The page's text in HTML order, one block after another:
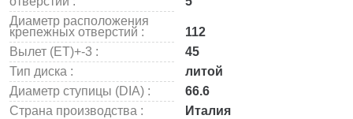
Диаметр расположения
крепежных отверстий :
112
Вылет (ET)+-3 :
45
Тип диска :
литой
Диаметр ступицы (DIA) :
66.6
Страна производства :
Италия